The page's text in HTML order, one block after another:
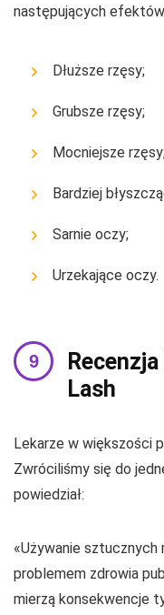
następujących
Dłuższe rzęsy;
Grubsze rzęsy;
Mocniejsze
Bardziej
Sarnie oczy;
Urzekające oczy.
Lash
Lekarze w większości
Zwróciliśmy się do
powiedział:
«Używanie
problemem zdrowia
mierzą konsekwencje